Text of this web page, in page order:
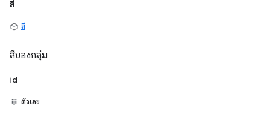
สี
สี
สีของกลุ่ม
id
ตัวเลข